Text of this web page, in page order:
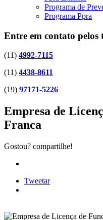
Programa de
Programa Ppra
Entre em contato pelos
(11) 4992-7115
(11) 4438-8611
(19) 97171-5226
Empresa de
Franca
Gostou? compartilhe!
Tweetar